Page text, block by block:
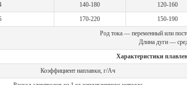
140-180 120-160
170-220 150-190
Род тока — переменный или
Длина дуги —
Характеристики
Коэффициент наплавки, г/Ач